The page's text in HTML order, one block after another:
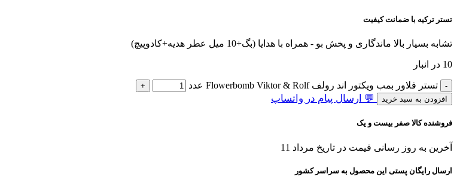
تستر ترکیه با ضمانت کیفیت
تشابه بسیار بالا ماندگاری و پخش بو - همراه با هدایا (بگ+10 میل عطر هدیه+کادوپیچ)
10 در انبار
تستر فلاور بمب ویکتور اند رولف Flowerbomb Viktor & Rolf عدد
افزودن به سبد خرید 💬 ارسال پیام در واتساپ
فروشنده کالا صفر بیست و یک
آخرین به روز رسانی قیمت در تاریخ مرداد 11
ارسال رایگان پستی این محصول به سراسر کشور